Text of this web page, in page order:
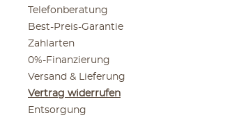
Telefonberatung
Best-Preis-Garantie
Zahlarten
0%-Finanzierung
Versand & Lieferung
Vertrag widerrufen
Entsorgung